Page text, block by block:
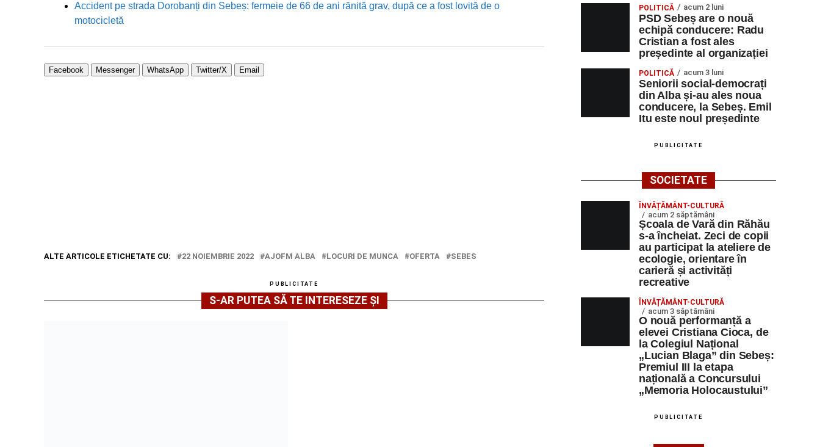
Accident pe strada Dorobanți din Sebeș: fermeie de 66 de ani rănită grav, după ce a fost lovită de o
motocicletă
Facebook Messenger WhatsApp Twitter/X Email
ALTE ARTICOLE ETICHETATE CU: 22 NOIEMBRIE 2022 AJOFM ALBA LOCURI DE MUNCA OFERTA SEBES
PUBLICITATE
S-AR PUTEA SĂ TE INTERESEZE ȘI
POLITICĂ acum 2 luni
PSD Sebeș are o nouă
echipă conducere: Radu
Cristian a fost ales
președinte al organizației
POLITICĂ acum 3 luni
Seniorii social-democrați
din Alba și-au ales noua
conducere, la Sebeș. Emil
Itu este noul președinte
PUBLICITATE
SOCIETATE
ÎNVĂȚĂMÂNT-CULTURĂ
acum 2 săptămâni
Școala de Vară din Răhău
s-a încheiat. Zeci de copii
au participat la ateliere de
ecologie, orientare în
carieră și activități
recreative
ÎNVĂȚĂMÂNT-CULTURĂ
acum 3 săptămâni
O nouă performanță a
elevei Cristiana Cioca, de
la Colegiul Național
„Lucian Blaga” din Sebeș:
Premiul III la etapa
națională a Concursului
„Memoria Holocaustului”
PUBLICITATE